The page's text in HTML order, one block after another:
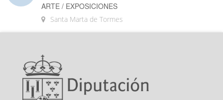
ARTE / EXPOSICIONES
Santa Marta de Tormes